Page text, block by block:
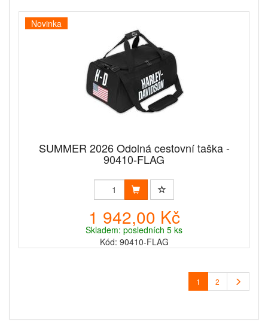
Novinka
SUMMER 2026 Odolná cestovní taška -
90410-FLAG
1 942,00 Kč
Skladem: posledních 5 ks
Kód: 90410-FLAG
1 2